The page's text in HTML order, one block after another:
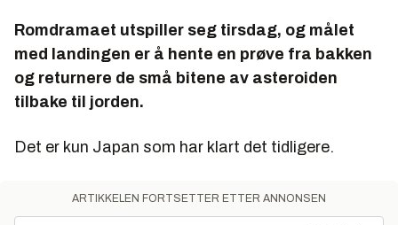
Romdramaet utspiller seg tirsdag, og målet
med landingen er å hente en prøve fra bakken
og returnere de små bitene av asteroiden
tilbake til jorden.
Det er kun Japan som har klart det tidligere.
ARTIKKELEN FORTSETTER ETTER ANNONSEN